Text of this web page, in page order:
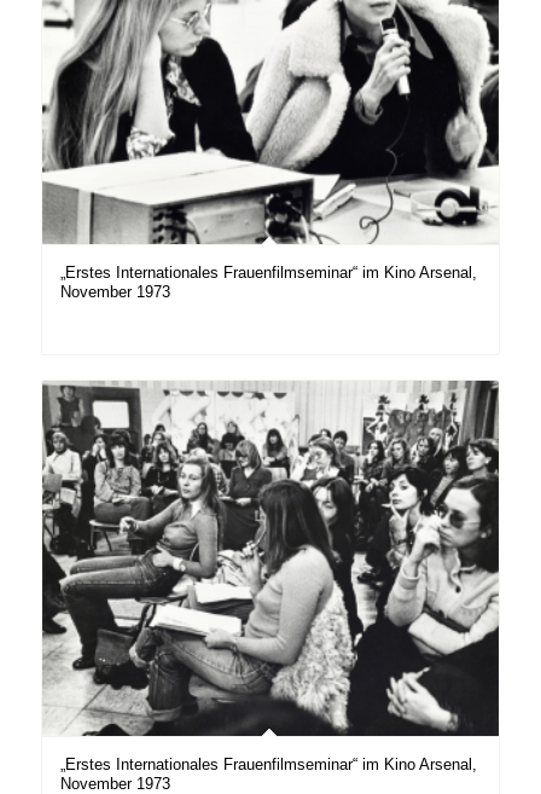
„Erstes Internationales Frauenfilmseminar“ im Kino Arsenal,
November 1973
„Erstes Internationales Frauenfilmseminar“ im Kino Arsenal,
November 1973